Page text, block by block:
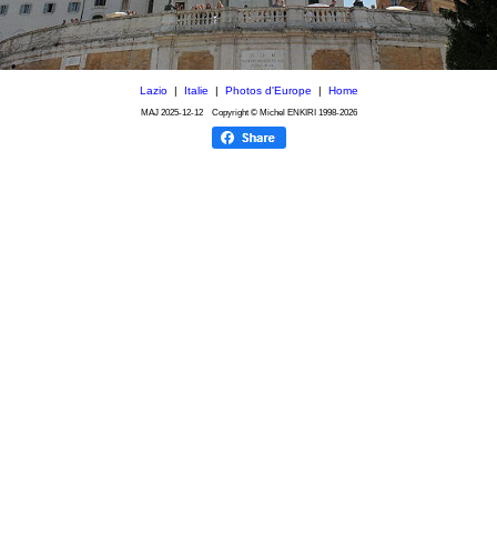
Lazio| Italie | Photos d'Europe | Home
MAJ 2025-12-12Copyright © Michel ENKIRI 1998-2026